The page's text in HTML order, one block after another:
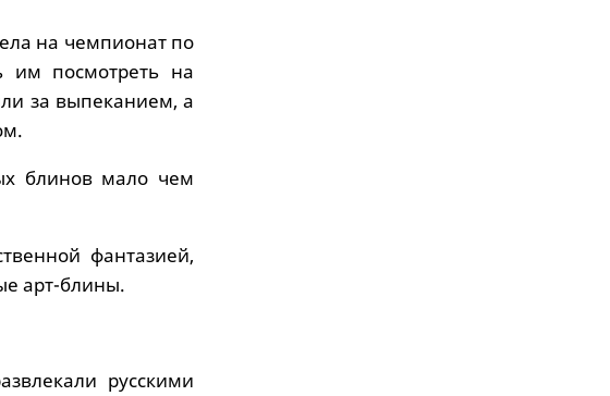
на чемпионат по
им посмотреть на
за выпеканием, а
блинов мало чем
фантазией,
арт-блины.
русскими